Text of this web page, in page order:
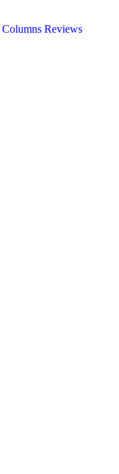
Columns Reviews